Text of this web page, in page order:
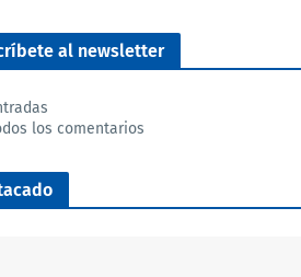
al newsletter
los comentarios